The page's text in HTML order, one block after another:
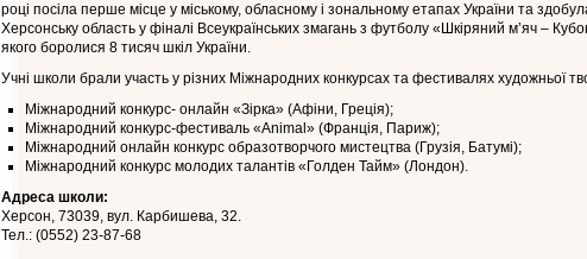
році посіла перше місце у міському, обласному і зональному етапах України та
Херсонську область у фіналі Всеукраїнських змагань з футболу «Шкіряний м’яч –
якого боролися 8 тисяч шкіл України.
Учні школи брали участь у різних Міжнародних конкурсах та фестивалях художньої
Міжнародний конкурс- онлайн «Зірка» (Афіни, Греція);
Міжнародний конкурс-фестиваль «Animal» (Франція, Париж);
Міжнародний онлайн конкурс образотворчого мистецтва (Грузія, Батумі);
Міжнародний конкурс молодих талантів «Голден Тайм» (Лондон).
Адреса школи:
Херсон, 73039, вул. Карбишева, 32.
Тел.: (0552) 23-87-68